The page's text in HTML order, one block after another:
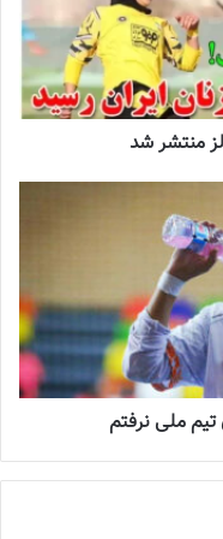
فوتبال بانوان است
در تیم نفت راضی است،
الزورا است و با بیشتر
را خوب می شناسم.
جنسیتی را از نکات
ملی نرفتم